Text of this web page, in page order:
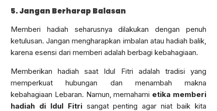
5. Jangan Berharap Balasan
Memberi hadiah seharusnya dilakukan dengan penuh
ketulusan. Jangan mengharapkan imbalan atau hadiah balik,
karena esensi dari memberi adalah berbagi kebahagiaan.
Memberikan hadiah saat Idul Fitri adalah tradisi yang
memperkuat hubungan dan menambah makna
kebahagiaan Lebaran. Namun, memahami etika memberi
hadiah di Idul Fitrisangat penting agar niat baik kita